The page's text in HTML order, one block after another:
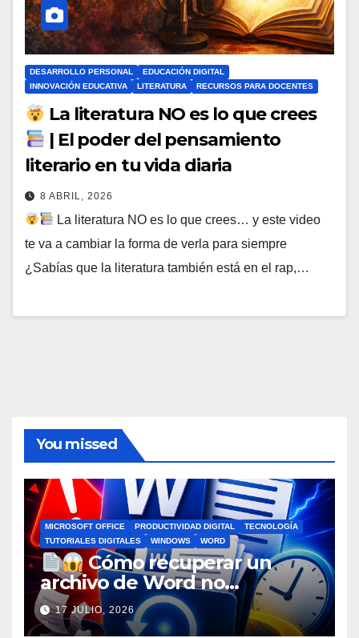
DESARROLLO PERSONAL
EDUCACIÓN DIGITAL
INNOVACIÓN EDUCATIVA
LITERATURA RECURSOS PARA DOCENTES
La literatura NO es lo que crees
| El poder del pensamiento
literario en tu vida diaria
8 ABRIL, 2026
La literatura NO es lo que crees… y este video
te va a cambiar la forma de verla para siempre
¿Sabías que la literatura también está en el rap,…
You missed
MICROSOFT OFFICE PRODUCTIVIDAD DIGITAL
TECNOLOGÍA
TUTORIALES DIGITALES
WINDOWS WORD
Cómo recuperar un
archivo de Word no
guardado antes de entrar en
pánico
17 JULIO, 2026